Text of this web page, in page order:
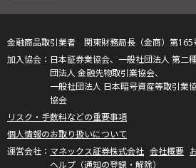
金融商品取引業者 関東財務局長（金商）第165
日本証券業協会、一般社団法人 第二
団法人 金融先物取引業協会、
一般社団法人 日本暗号資産等取引業
協会
リスク・手数料などの重要事項
個人情報のお取り扱いについて
マネックス証券株式会社 会社概要
ヘルプ（通知の登録・解除）